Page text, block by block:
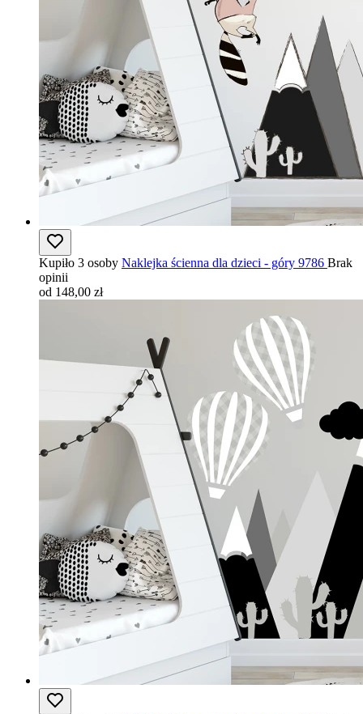
Kupiło 3 osoby Naklejka ścienna dla dzieci - góry 9786 Brak
opinii
od 148,00 zł